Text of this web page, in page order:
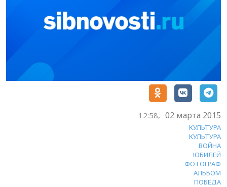
12:58, 02 марта 2015
КУЛЬТУРА
КУЛЬТУРА
ВОЙНА
ЮБИЛЕЙ
ФОТОГРАФ
АЛЬБОМ
ПОБЕДА